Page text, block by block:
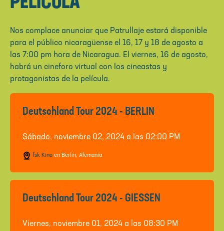
Nos complace anunciar que Patrullaje estará disponible
para el público nicaragüense el 16, 17 y 18 de agosto a
las 7:00 pm hora de Nicaragua. El viernes, 16 de agosto,
habrá un cineforo virtual con los cineastas y
protagonistas de la película.
Deutschland Tour 2024 - BERLIN
Sábado, noviembre 02, 2024 a las 02:00 PM
fsk Kino en Berlin, Alemania
Deutschland Tour 2024 - GIESSEN
Viernes, noviembre 01, 2024 a las 08:30 PM